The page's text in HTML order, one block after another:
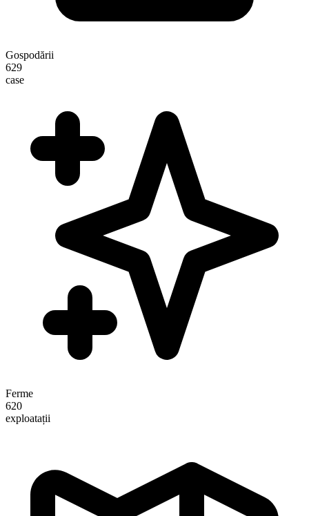
Gospodării
629
case
Ferme
620
exploatații